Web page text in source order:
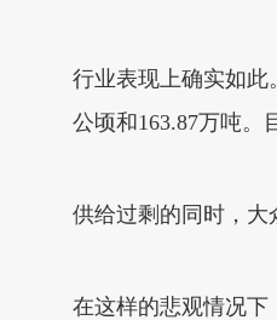
行业表现上确实如此
公顷和163.87万吨。
供给过剩的同时，大
在这样的悲观情况下